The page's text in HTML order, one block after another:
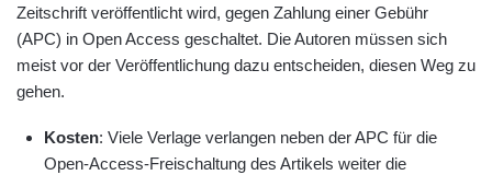
Zeitschrift veröffentlicht wird, gegen Zahlung einer Gebühr
(APC) in Open Access geschaltet. Die Autoren müssen sich
meist vor der Veröffentlichung dazu entscheiden, diesen Weg zu
gehen.
Kosten: Viele Verlage verlangen neben der APC für die
Open-Access-Freischaltung des Artikels weiter die